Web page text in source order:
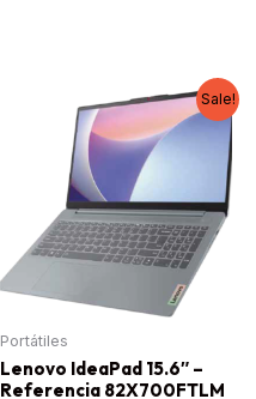
Sale!
Portátiles
Lenovo IdeaPad 15.6″ –
Referencia 82X700FTLM